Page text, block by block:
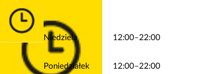
Niedziela 12:00–22:00
Poniedziałek 12:00–22:00